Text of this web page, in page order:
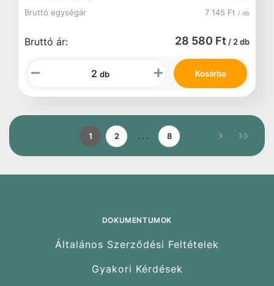
Bruttó egységár
7 145 Ft / db
Bruttó ár: 28 580 Ft / 2 db
db Kosárba
1 2 . . . 8
DOKUMENTUMOK
Általános Szerződési Feltételek
Gyakori Kérdések